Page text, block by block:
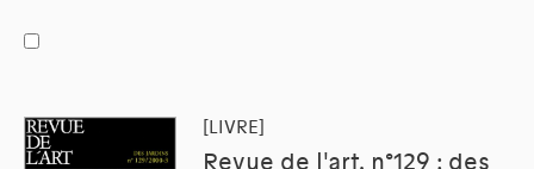
[LIVRE]
Revue de l'art, n°129 : des